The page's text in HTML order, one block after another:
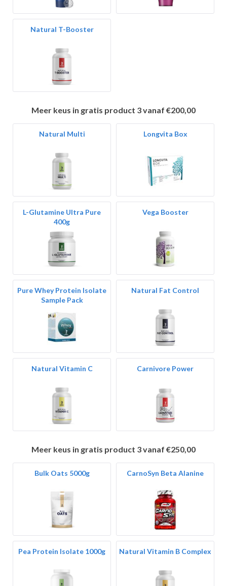
Natural T-Booster
Meer keus in gratis product 3 vanaf €200,00
Natural Multi Longvita Box
L-Glutamine Ultra Pure
400g
Vega Booster
Pure Whey Protein Isolate
Sample Pack
Natural Fat Control
Natural Vitamin C Carnivore Power
Meer keus in gratis product 3 vanaf €250,00
Bulk Oats 5000g CarnoSyn Beta Alanine
Pea Protein Isolate 1000g Natural Vitamin B Complex